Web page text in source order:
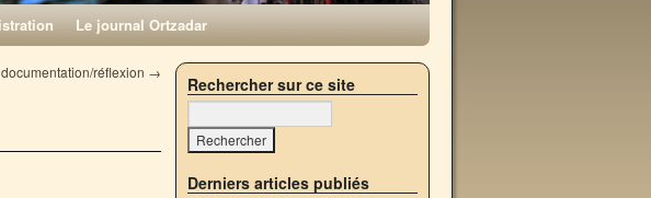
Le journal Ortzadar
réflexion →
Rechercher sur ce site
Derniers articles publiés